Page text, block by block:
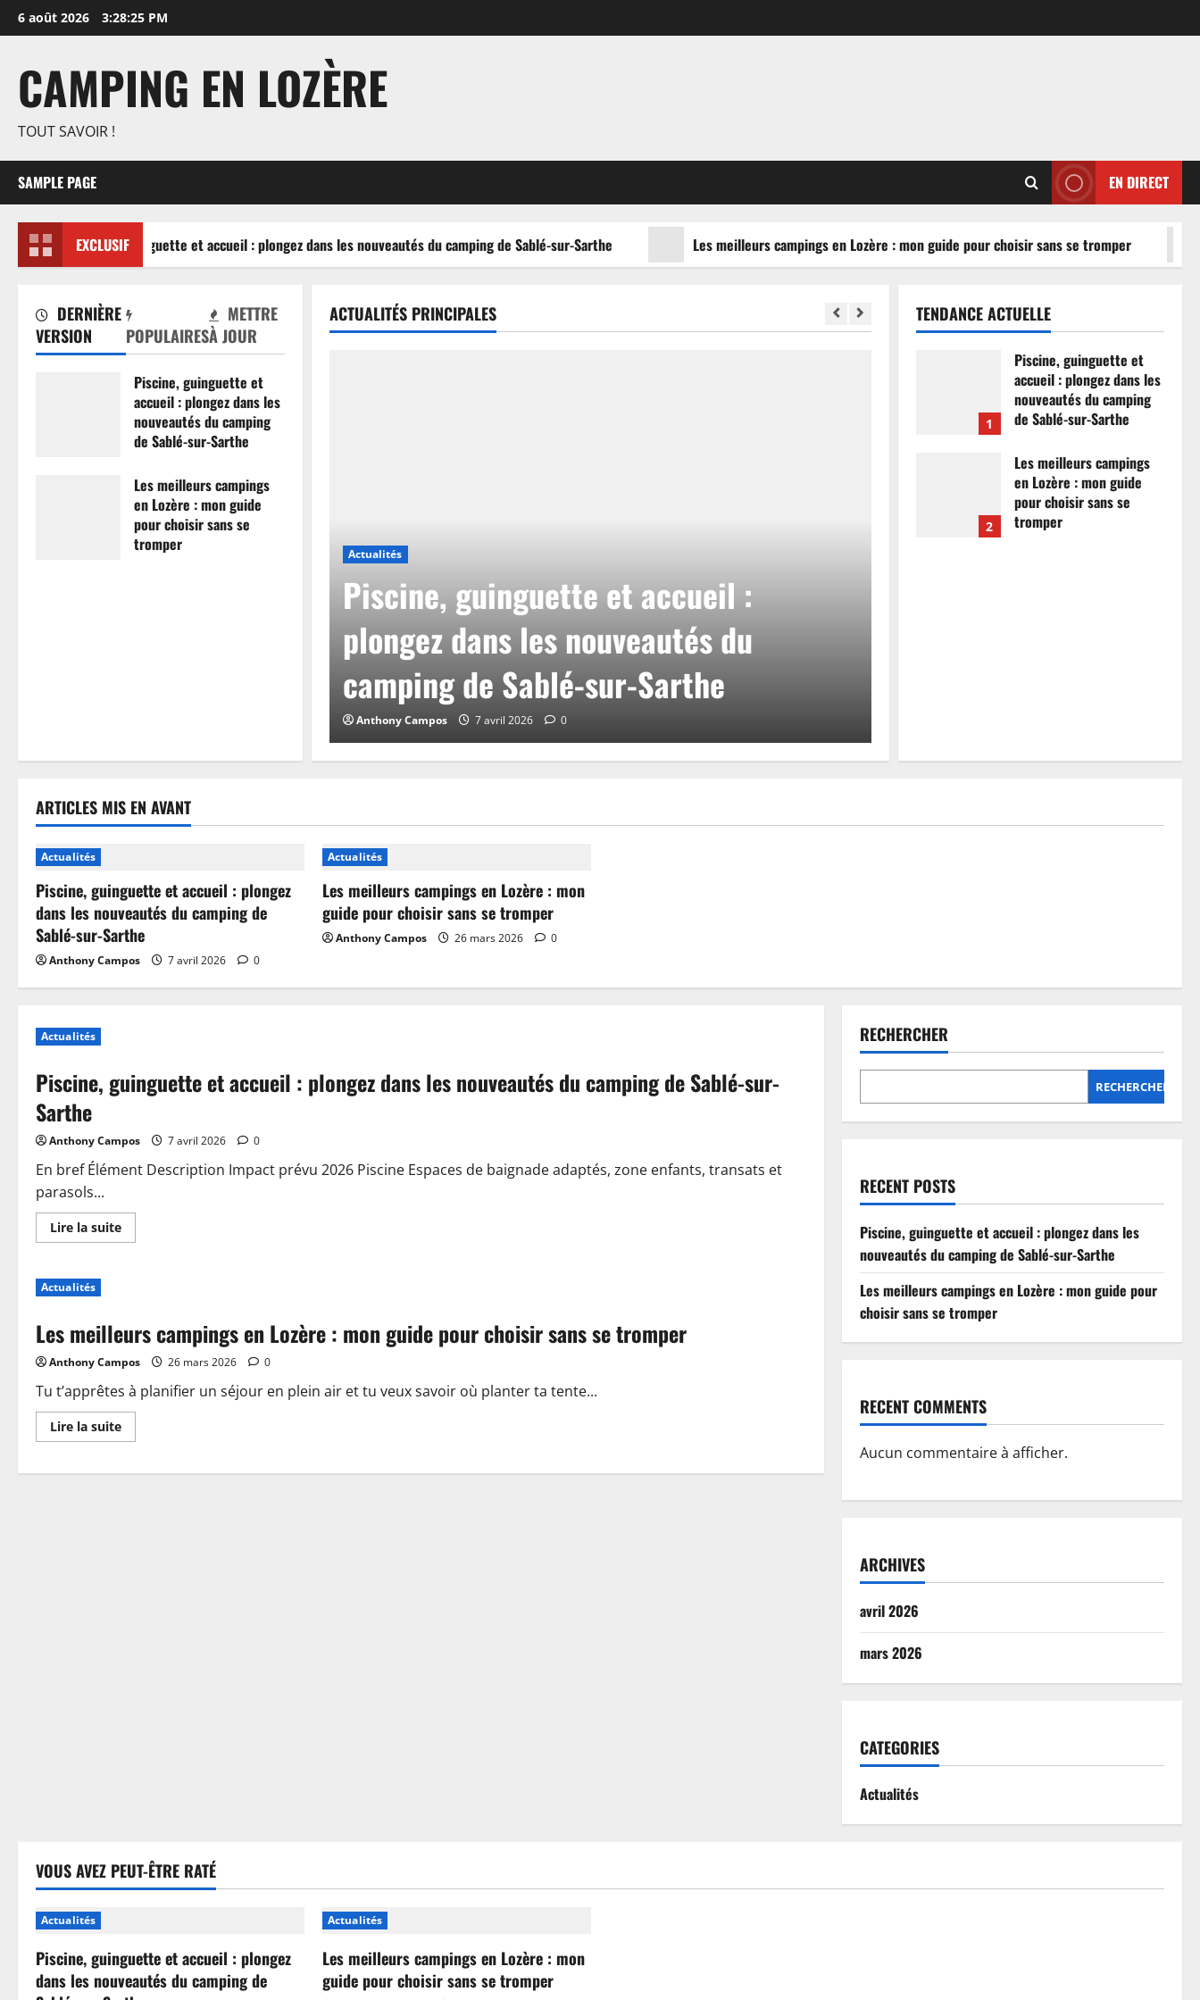
Aller
au
6 août 2026 3:28:25 PM
CAMPING EN LOZÈRE
TOUT SAVOIR !
SAMPLE PAGE EN DIRECT
EXCLUSIF
Piscine, guinguette et accueil : plongez dans les nouveautés du camping de Sablé-sur-Sarthe Les meilleurs campings en Lozère : mon guide pour choisir sans se tromper
DERNIÈRE
VERSION
POPULAIRES
METTRE
À JOUR
Piscine, guinguette et
accueil : plongez dans les
nouveautés du camping
de Sablé-sur-Sarthe
Les meilleurs campings
en Lozère : mon guide
pour choisir sans se
tromper
ACTUALITÉS PRINCIPALES
Actualités
Piscine, guinguette et accueil :
plongez dans les nouveautés du
camping de Sablé-sur-Sarthe
Anthony Campos 7 avril 2026 0
TENDANCE ACTUELLE
1
Piscine, guinguette et
accueil : plongez dans les
nouveautés du camping
de Sablé-sur-Sarthe
2
Les meilleurs campings
en Lozère : mon guide
pour choisir sans se
tromper
ARTICLES MIS EN AVANT
Actualités
Piscine, guinguette et accueil : plongez
dans les nouveautés du camping de
Sablé-sur-Sarthe
Anthony Campos 7 avril 2026 0
Actualités
Les meilleurs campings en Lozère : mon
guide pour choisir sans se tromper
Anthony Campos 26 mars 2026 0
Actualités
Piscine, guinguette et accueil : plongez dans les nouveautés du camping de Sablé-sur-
Sarthe
Anthony Campos 7 avril 2026 0
En bref Élément Description Impact prévu 2026 Piscine Espaces de baignade adaptés, zone enfants, transats et
parasols...
Lire la suiteEn
savoir
:
plongez
les
du
camping
de
Sablé-
sur-
Actualités
Les meilleurs campings en Lozère : mon guide pour choisir sans se tromper
Anthony Campos 26 mars 2026 0
Tu t’apprêtes à planifier un séjour en plein air et tu veux savoir où planter ta tente...
Lire la suiteEn
savoir
Les
RECHERCHER
RECHERCHER
RECENT POSTS
Piscine, guinguette et accueil : plongez dans les
nouveautés du camping de Sablé-sur-Sarthe
Les meilleurs campings en Lozère : mon guide pour
choisir sans se tromper
RECENT COMMENTS
Aucun commentaire à afficher.
ARCHIVES
avril 2026
mars 2026
CATEGORIES
Actualités
VOUS AVEZ PEUT-ÊTRE RATÉ
Actualités
Piscine, guinguette et accueil : plongez
dans les nouveautés du camping de
Actualités
Les meilleurs campings en Lozère : mon
guide pour choisir sans se tromper